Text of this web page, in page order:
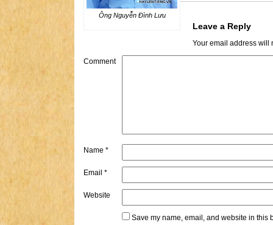
Ông Nguyễn Đình Lưu
Leave a Reply
Your email address will
Comment
Name *
Email *
Website
Save my name, email, and website in this